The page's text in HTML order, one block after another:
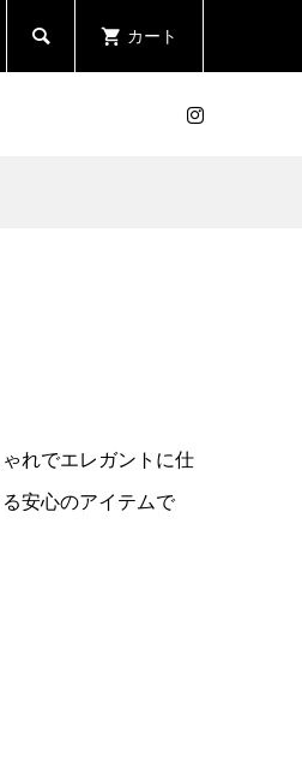
 カート
れでエレガントに仕
安心のアイテムで